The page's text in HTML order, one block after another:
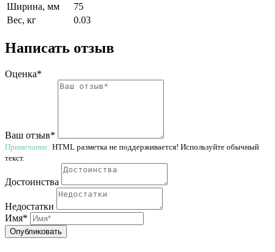
Ширина, мм
75
Вес, кг
0.03
Написать отзыв
Оценка*
Ваш отзыв*
Примечание: HTML разметка не поддерживается! Используйте обычный
текст.
Достоинства
Недостатки
Имя*
Опубликовать